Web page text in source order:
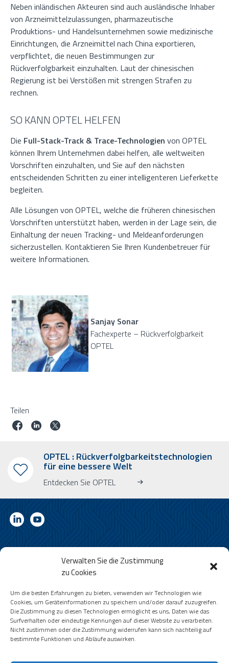
Verwalten Sie die Zustimmung
zu Cookies
Um die besten Erfahrungen zu bieten, verwenden wir Technologien wie
Cookies, um Geräteinformationen zu speichern und/oder darauf zuzugreifen.
Die Zustimmung zu diesen Technologien ermöglicht es uns, Daten wie das
Surfverhalten oder eindeutige Kennungen auf dieser Website zu verarbeiten.
Nicht zustimmen oder die Zustimmung widerrufen kann sich nachteilig auf
bestimmte Funktionen und Abläufe auswirken.
Neben inländischen Akteuren sind auch ausländische Inhaber
von Arzneimittelzulassungen, pharmazeutische
Produktions- und Handelsunternehmen sowie medizinische
Einrichtungen, die Arzneimittel nach China exportieren,
verpflichtet, die neuen Bestimmungen zur
Rückverfolgbarkeit einzuhalten. Laut der chinesischen
Regierung ist bei Verstößen mit strengen Strafen zu
rechnen.
SO KANN OPTEL HELFEN
Die Full-Stack-Track & Trace-Technologien von OPTEL
können Ihrem Unternehmen dabei helfen, alle weltweiten
Vorschriften einzuhalten, und Sie auf den nächsten
entscheidenden Schritten zu einer intelligenteren Lieferkette
begleiten.
Alle Lösungen von OPTEL, welche die früheren chinesischen
Vorschriften unterstützt haben, werden in der Lage sein, die
Einhaltung der neuen Tracking- und Meldeanforderungen
sicherzustellen. Kontaktieren Sie Ihren Kundenbetreuer für
weitere Informationen.
Sanjay Sonar
Fachexperte – Rückverfolgbarkeit
OPTEL
Teilen
OPTEL : Rückverfolgbarkeitstechnologien
für eine bessere Welt
Entdecken Sie OPTEL
ABONNIEREN SIE UNSEREN RUNDBRIEF.
Erfahren Sie mehr über OPTEL, unsere kommenden Veranstaltungen
und unsere neuesten Nachrichten!
* Bitte beachten Sie, dass der Rundschreiben nur in englischer Sprache
erscheint.
Email